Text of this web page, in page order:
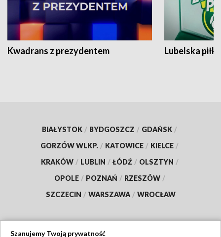
Kwadrans z prezydentem Lubelska piłka
BIAŁYSTOK / BYDGOSZCZ / GDAŃSK /
GORZÓW WLKP. / KATOWICE / KIELCE /
KRAKÓW / LUBLIN / ŁÓDŹ / OLSZTYN /
OPOLE / POZNAŃ / RZESZÓW /
SZCZECIN / WARSZAWA / WROCŁAW
Szanujemy Twoją prywatność